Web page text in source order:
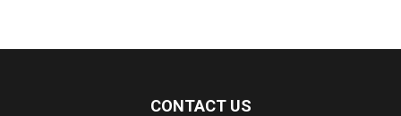
CONTACT US